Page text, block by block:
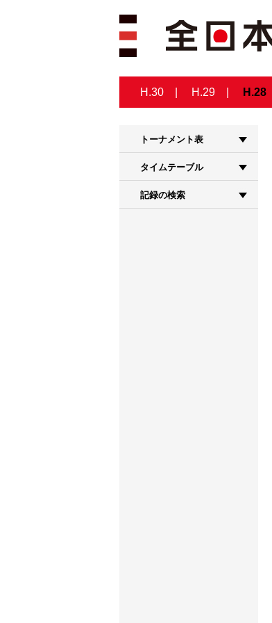
H.30 H.29 H.28
トーナメント表
タイムテーブル
記録の検索